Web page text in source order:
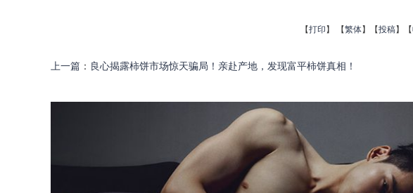
【打印 】 【繁体】【投稿】【
上一篇 ： 良心揭露柿饼市场惊天骗局！亲赴产地，发现富平柿饼真相！